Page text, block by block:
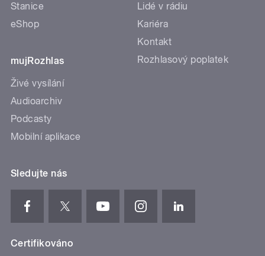
Stanice
eShop
mujRozhlas
Živé vysílání
Audioarchiv
Podcasty
Mobilní aplikace
Lidé v rádiu
Kariéra
Kontakt
Rozhlasový poplatek
Sledujte nás
Certifikováno